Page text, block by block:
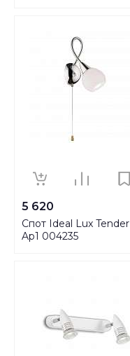
5 620
Спот Ideal Lux Tender
Ap1 004235